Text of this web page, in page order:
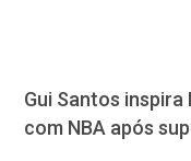
Gui Santos inspira
com NBA após